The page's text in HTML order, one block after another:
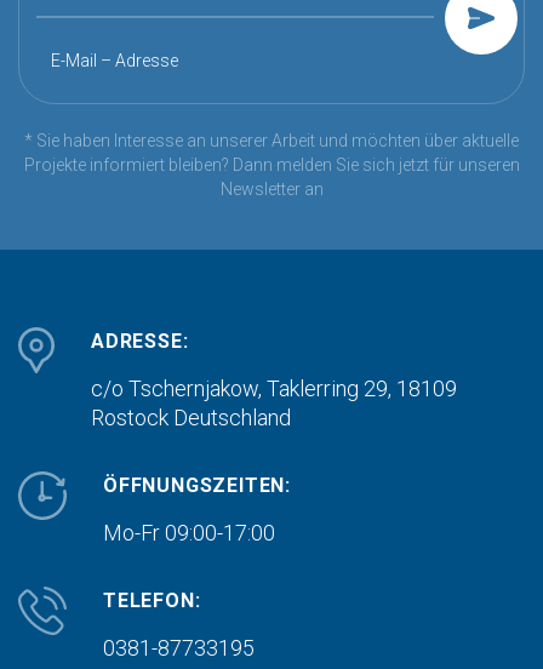
E-Mail – Adresse
* Sie haben Interesse an unserer Arbeit und möchten über aktuelle
Projekte informiert bleiben? Dann melden Sie sich jetzt für unseren
Newsletter an
ADRESSE:
c/o Tschernjakow, Taklerring 29, 18109
Rostock Deutschland
ÖFFNUNGSZEITEN:
Mo-Fr 09:00-17:00
TELEFON:
0381-87733195